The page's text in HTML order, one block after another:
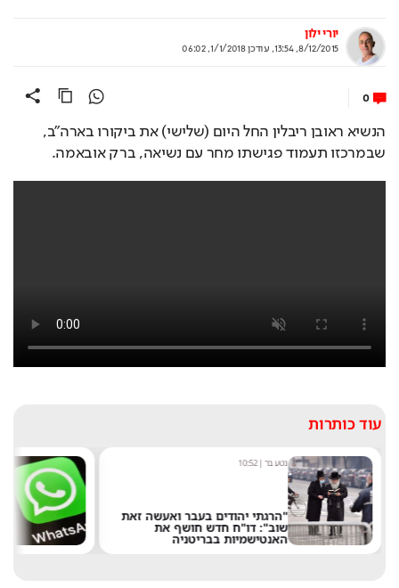
יורי ילון
8/12/2015, 13:54
,עודכן1/1/2018, 06:02
0
הנשיא ראובן ריבלין החל היום (שלישי) את ביקורו בארה"ב,
שבמרכזו תעמוד פגישתו מחר עם נשיאה, ברק אובאמה.
עוד כותרות
נטע בר|
10:52
"הרגתי יהודים בעבר ואעשה זאת
שוב": דו"ח חדש חושף את
האנטישמיות בבריטניה